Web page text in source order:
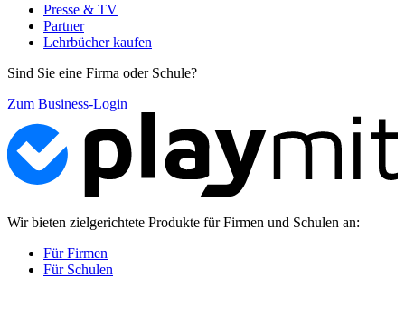
Presse & TV
Partner
Lehrbücher kaufen
Sind Sie eine Firma oder Schule?
Zum Business-Login
Wir bieten zielgerichtete Produkte für Firmen und Schulen an:
Für Firmen
Für Schulen